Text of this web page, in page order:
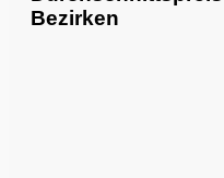
Bezirken